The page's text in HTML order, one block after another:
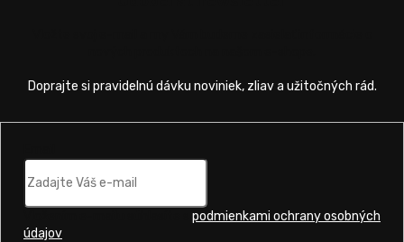
podmienkami ochrany osobných
údajov